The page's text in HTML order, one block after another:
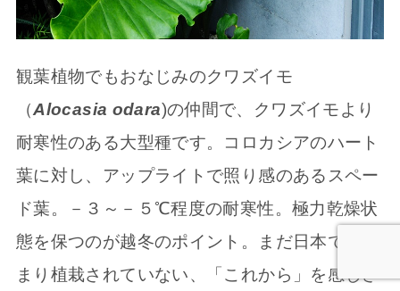
観葉植物でもおなじみのクワズイモ
（Alocasia odara)の仲間で、クワズイモより
耐寒性のある大型種です。コロカシアのハート
葉に対し、アップライトで照り感のあるスペー
ド葉。－３～－５℃程度の耐寒性。極力乾燥状
態を保つのが越冬のポイント。まだ日本ではあ
まり植栽されていない、「これから」を感じさ